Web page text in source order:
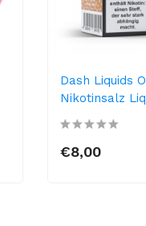
Dash Liquids
Nikotinsalz
€8,00